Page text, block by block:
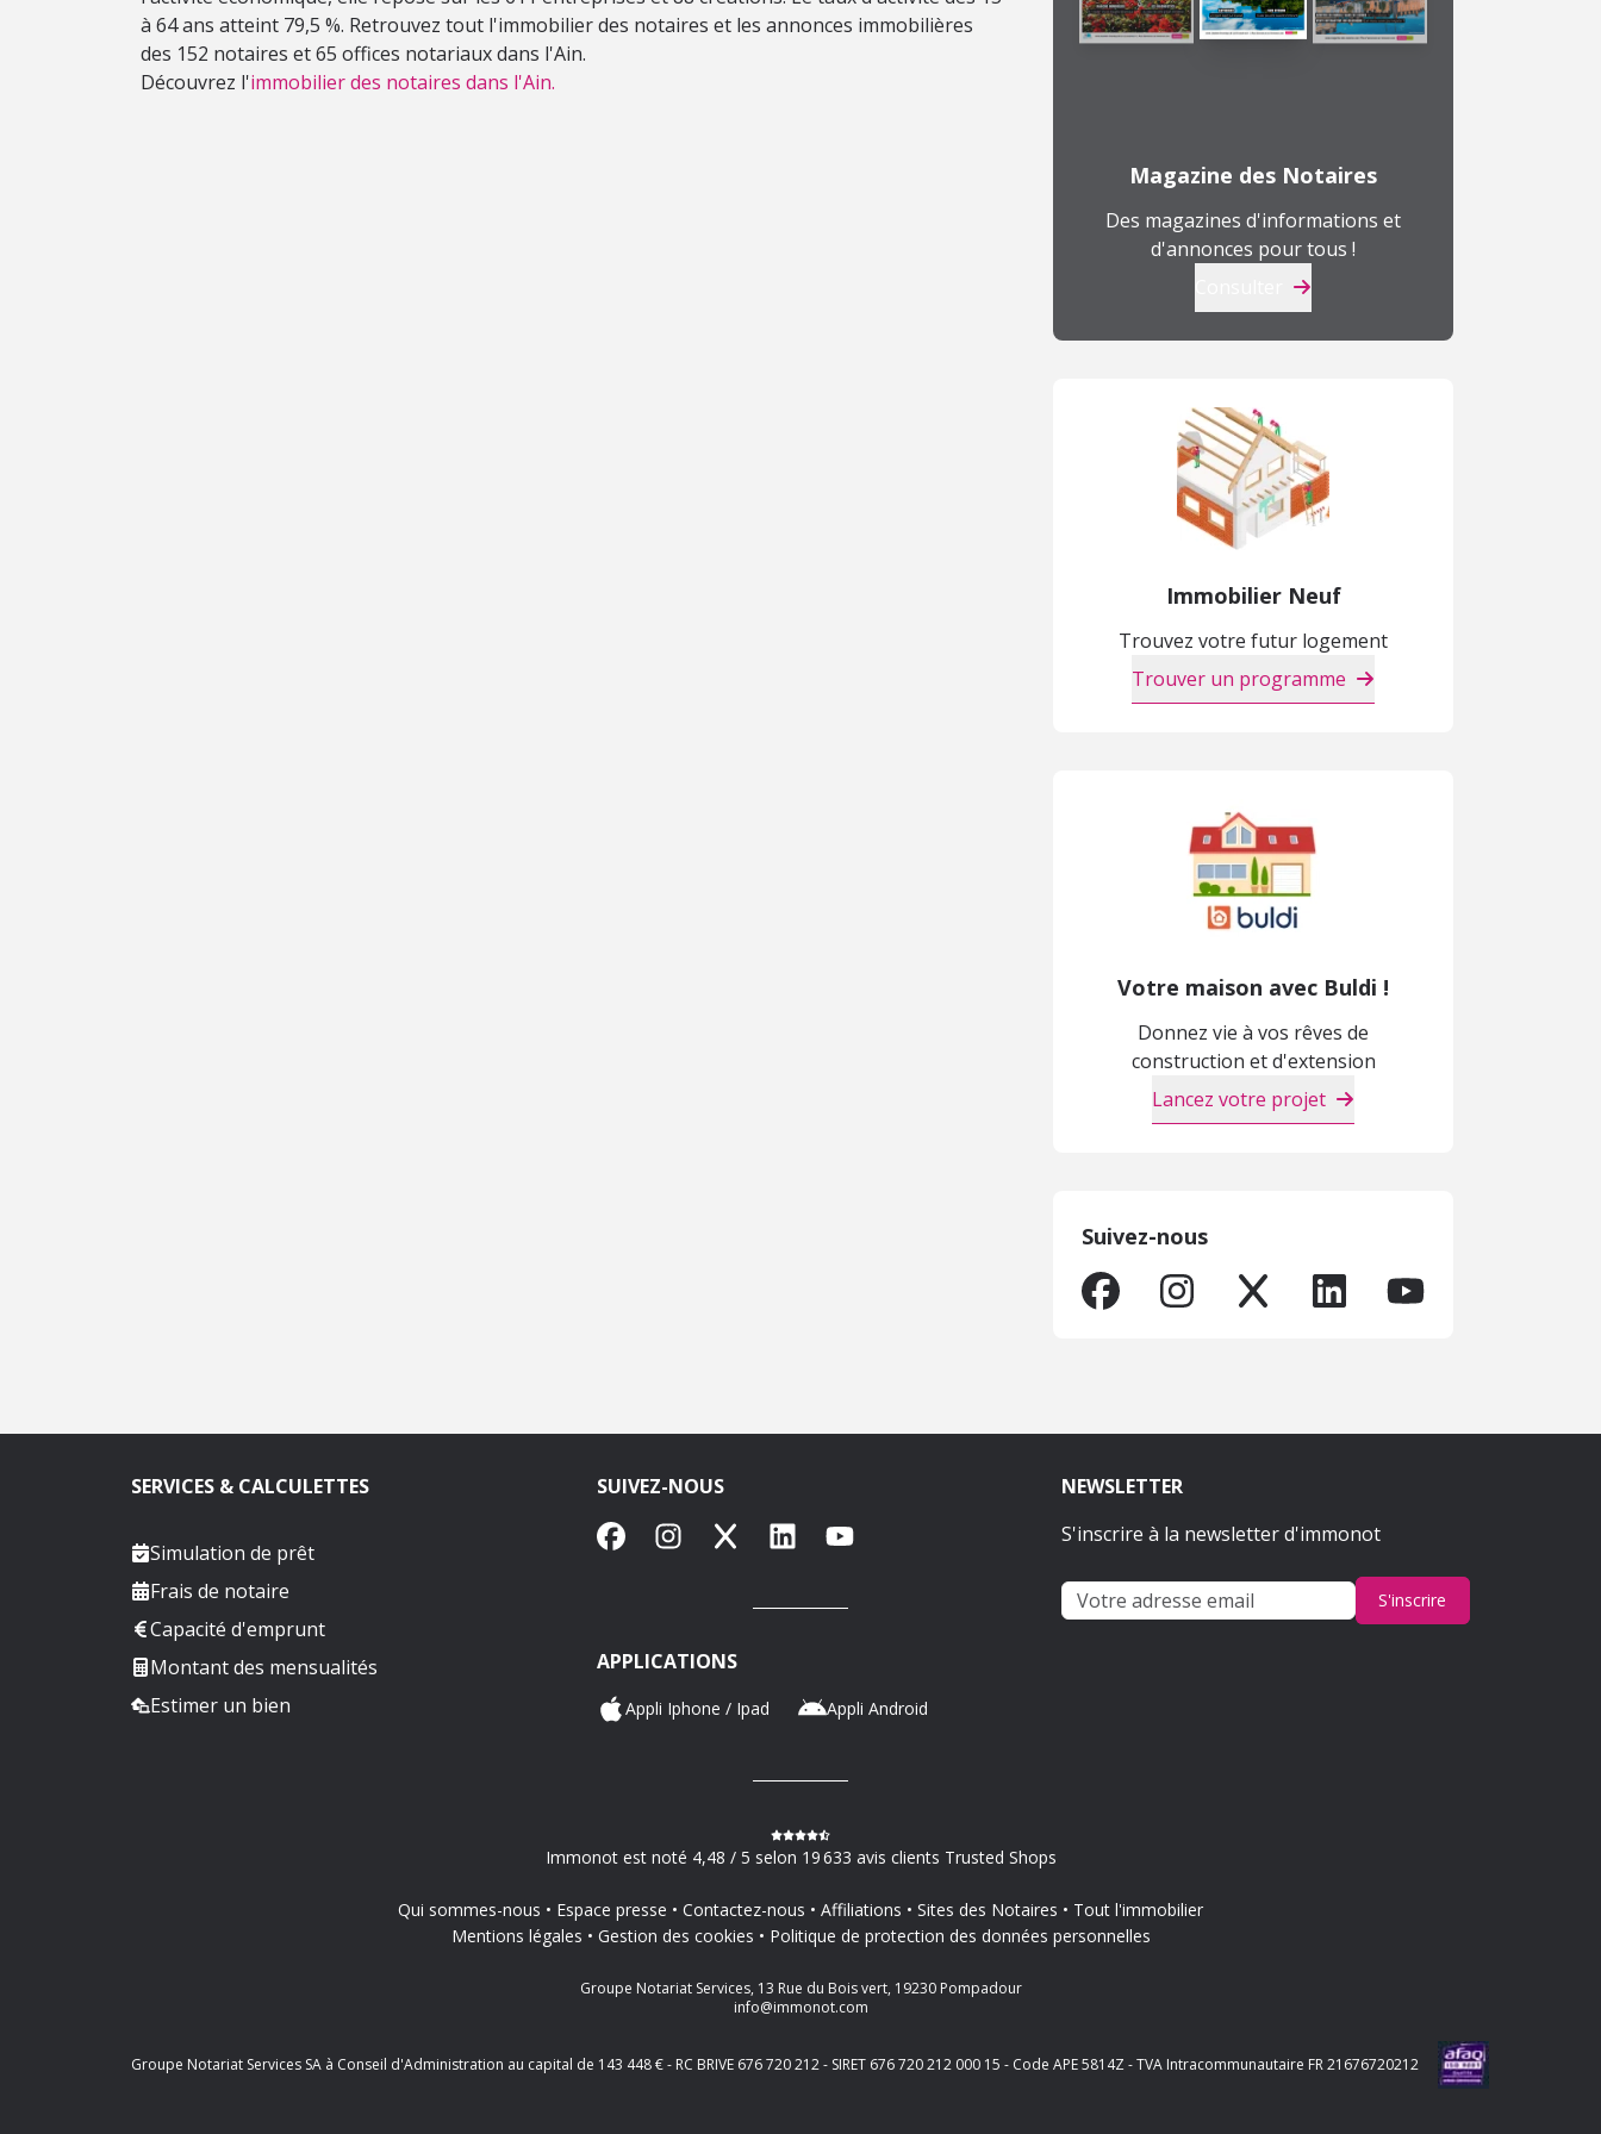
à 64 ans atteint 79,5 %. Retrouvez tout l'immobilier des notaires et les annonces immobilières
des 152 notaires et 65 offices notariaux dans l'Ain.
Découvrez l'immobilier des notaires dans l'Ain.
Magazine des Notaires
Des magazines d'informations et
d'annonces pour tous !
Immobilier Neuf
Trouvez votre futur logement
Trouver un programme
Votre maison avec Buldi !
Donnez vie à vos rêves de
construction et d'extension
Lancez votre projet
Suivez-nous
SERVICES & CALCULETTES
Simulation de prêt
Frais de notaire
Capacité d'emprunt
Montant des mensualités
Estimer un bien
SUIVEZ-NOUS
FacebookInstagram
X LinkedInYouTube
APPLICATIONS
Appli Iphone / Ipad Appli Android
NEWSLETTER
S'inscrire à la newsletter d'immonot
S'inscrire
Immonot est noté 4,48 / 5 selon 19 633 avis clients Trusted Shops
Qui sommes-nous Espace presse Contactez-nous Affiliations Sites des Notaires
Tout l'immobilier
Mentions légales
Gestion des cookies Politique de protection des données personnelles
Groupe Notariat Services, 13 Rue du Bois vert, 19230 Pompadour
info@immonot.com
Groupe Notariat Services SA à Conseil d'Administration au capital de 143 448 € - RC BRIVE 676 720 212 - SIRET 676 720 212 000 15 - Code APE 5814Z - TVA Intracommunautaire FR 21676720212